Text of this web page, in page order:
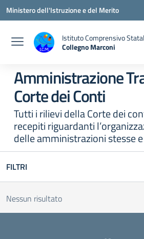
Vai ai contenuti
Vai al menu di navigazione
Vai al footer
Ministero dell'Istruzione e del Merito
Istituto Comprensivo
Collegno Marconi
Amministrazione
Corte dei Conti
Tutti i rilievi della Corte dei
recepiti riguardanti
delle amministrazioni stesse
FILTRI
Nessun risultato